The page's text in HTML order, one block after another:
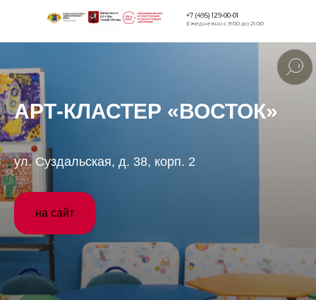
Версия для
+7 (495) 129-00-01
Ежедневно с 9:00 до 21:00
АРТ-КЛАСТЕР «ВОСТОК»
ул. Суздальская, д. 38, корп. 2
на сайт